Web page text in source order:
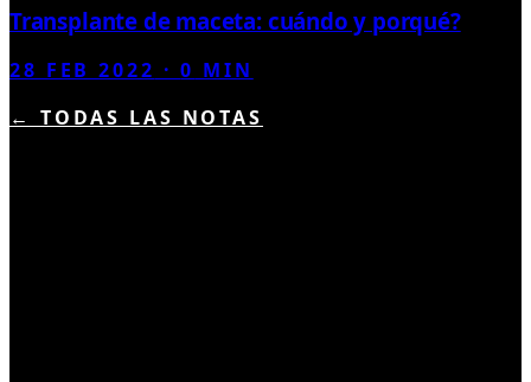
Transplante de maceta: cuándo y porqué?
28 FEB 2022 ·0 MIN
← TODAS LAS NOTAS